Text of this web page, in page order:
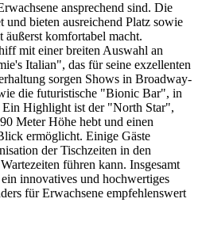
ansprechend sind. Die
und bieten ausreichend Platz sowie
äußerst komfortabel macht.
mit einer breiten Auswahl an
Italian", das für seine exzellenten
sorgen Shows in Broadway-
die futuristische "Bionic Bar", in
Highlight ist der "North Star",
Meter Höhe hebt und einen
ermöglicht. Einige Gäste
der Tischzeiten in den
führen kann. Insgesamt
innovatives und hochwertiges
für Erwachsene empfehlenswert